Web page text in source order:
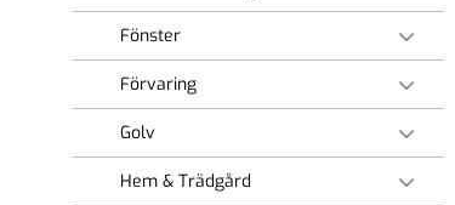
Fönster
Förvaring
Golv
Hem & Trädgård